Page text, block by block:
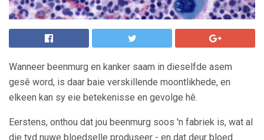
Wanneer beenmurg en kanker saam in dieselfde asem
gesê word, is daar baie verskillende moontlikhede, en
elkeen kan sy eie betekenisse en gevolge hê.
Eerstens, onthou dat jou beenmurg soos 'n fabriek is, wat al
die tyd nuwe bloedselle produseer - en dat deur bloed